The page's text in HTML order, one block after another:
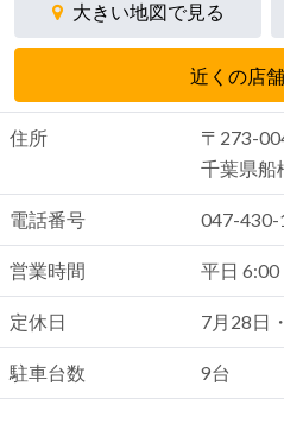
大きい地図で見る
近くの店
住所
〒273-
千葉県船
電話番号 047-430-
営業時間 平日
定休日 7月28日
駐車台数 9台